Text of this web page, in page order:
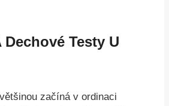
Dechové Testy U
začíná v ordinaci